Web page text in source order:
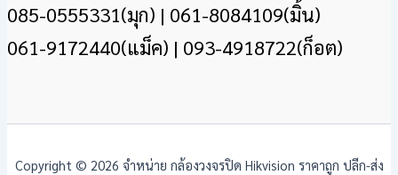
085-0555331(มุก) | 061-8084109(มิ้น)
061-9172440(แม็ค) | 093-4918722(ก็อต)
Copyright © 2026 จำหน่าย กล้องวงจรปิด Hikvision ราคาถูก ปลีก-ส่ง